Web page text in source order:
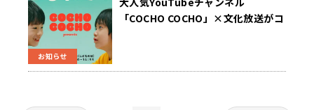
お知らせ
「COCHO COCHO」×文化放送がコ